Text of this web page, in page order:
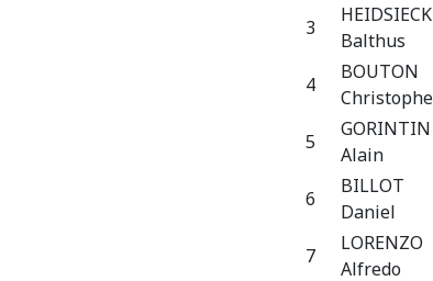
3
HEIDSIECK
Balthus
4
BOUTON
Christophe
5
GORINTIN
Alain
6
BILLOT
Daniel
7
LORENZO
Alfredo